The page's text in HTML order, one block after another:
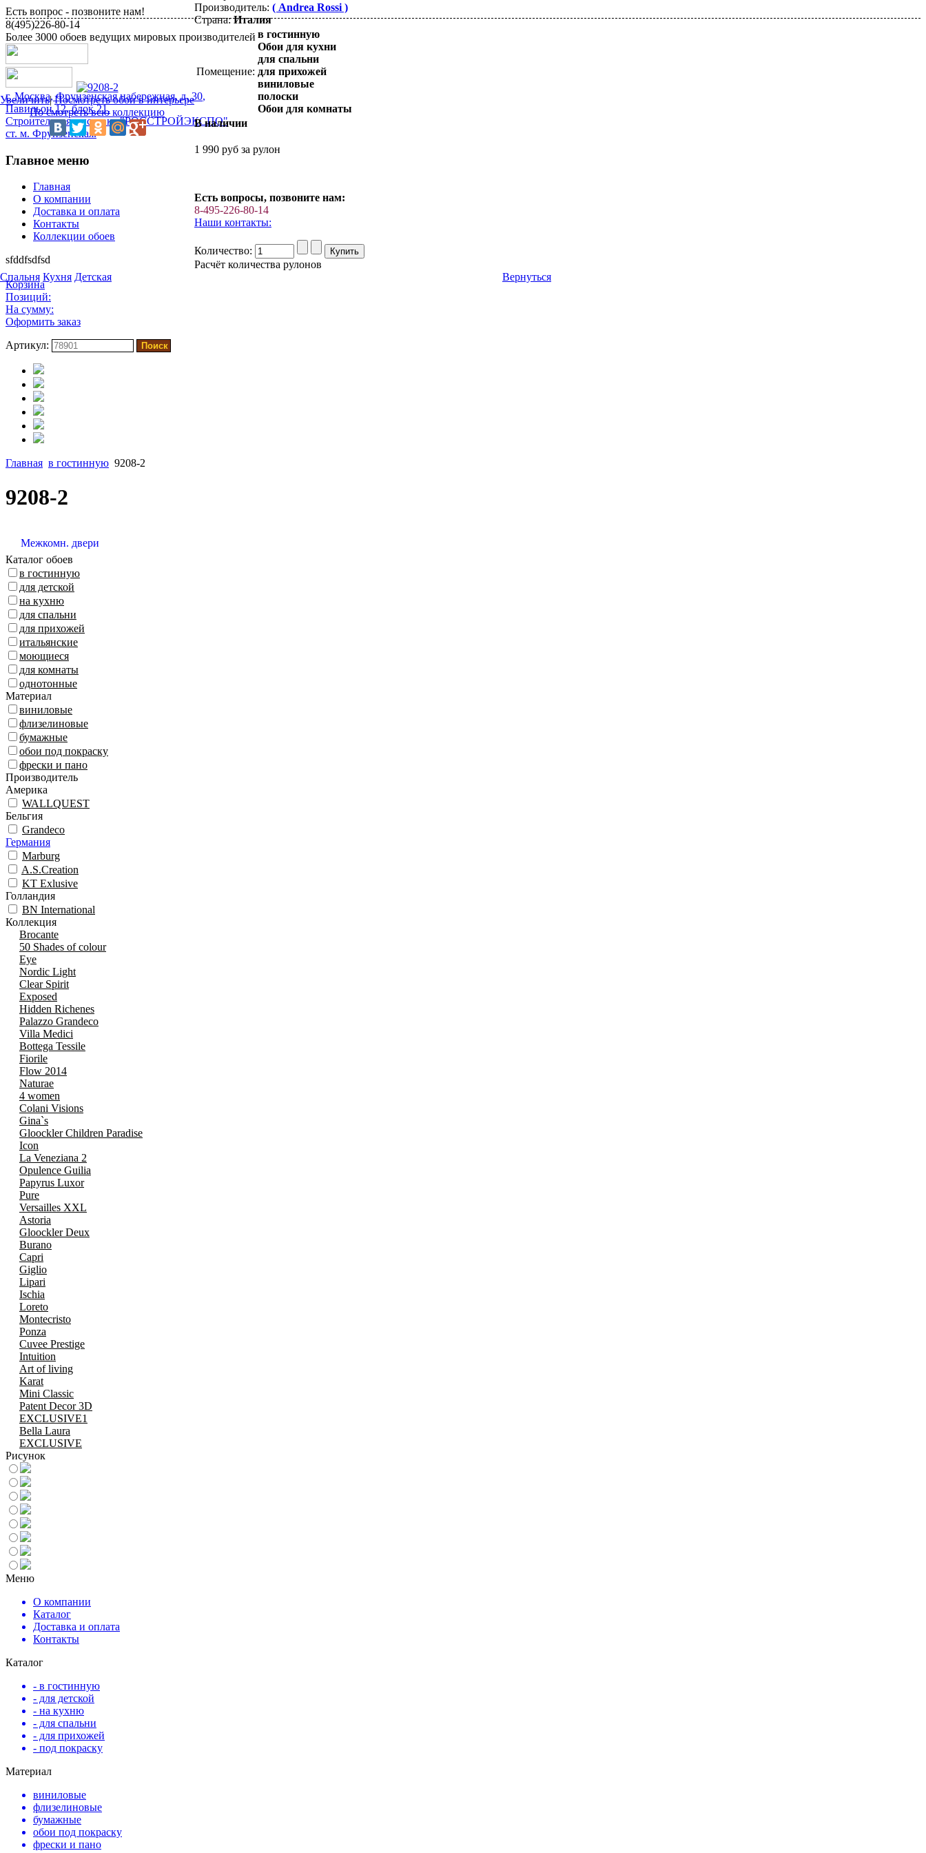
Есть вопрос - позвоните нам!
8(495)226-80-14
Более 3000 обоев ведущих мировых производителей
г.Москва,Фрунзенская набережная, д. 30,
Павильон 12, блок 21.
Строительная выставка "РОССТРОЙЭКСПО"
ст. м. Фрунзенская.
Главное меню
Главная
О компании
Доставка и оплата
Контакты
Коллекции обоев
sfddfsdfsd
Корзина
Позиций:
На сумму:
Оформить заказ
Артикул:
Главная в гостинную 9208-2
9208-2
Увеличить|Посмотреть обои в интерьере
По смотреть всю коллекцию
Производитель: ( Andrea Rossi )
Страна:Италия
Помещение:
в гостинную
Обои для кухни
для спальни
для прихожей
виниловые
полоски
Обои для комнаты
В наличии
1 990 руб за рулон
Есть вопросы, позвоните нам:
8-495-226-80-14
Наши контакты:
Количество:
Расчёт количества рулонов
Спальня Кухня Детская Вернуться
Межкомн. двери
Каталог обоев
в гостинную
для детской
на кухню
для спальни
для прихожей
итальянские
моющиеся
для комнаты
однотонные
Материал
виниловые
флизелиновые
бумажные
обои под покраску
фрески и пано
Производитель
Америка
WALLQUEST
Бельгия
Grandeco
Германия
Marburg
A.S.Creation
KT Exlusive
Голландия
BN International
Коллекция
Brocante
50 Shades of colour
Eye
Nordic Light
Clear Spirit
Exposed
Hidden Richenes
Palazzo Grandeco
Villa Medici
Bottega Tessile
Fiorile
Flow 2014
Naturae
4 women
Colani Visions
Gina`s
Gloockler Children Paradise
Icon
La Veneziana 2
Opulence Guilia
Papyrus Luxor
Pure
Versailles XXL
Astoria
Gloockler Deux
Burano
Capri
Giglio
Lipari
Ischia
Loreto
Montecristo
Ponza
Cuvee Prestige
Intuition
Art of living
Karat
Mini Classic
Patent Decor 3D
EXCLUSIVE1
Bella Laura
EXCLUSIVE
Рисунок
Меню
О компании
Каталог
Доставка и оплата
Контакты
Каталог
- в гостинную
- для детской
- на кухню
- для спальни
- для прихожей
- под покраску
Материал
виниловые
флизелиновые
бумажные
обои под покраску
фрески и пано